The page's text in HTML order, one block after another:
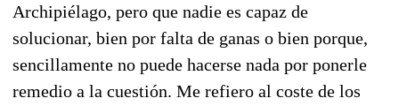
Archipiélago, pero que nadie es capaz de
solucionar, bien por falta de ganas o bien porque,
sencillamente no puede hacerse nada por ponerle
remedio a la cuestión. Me refiero al coste de los